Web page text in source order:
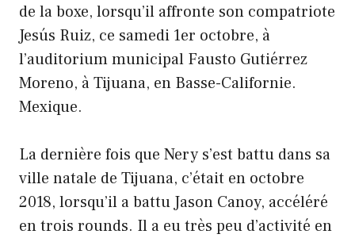
de la boxe, lorsqu’il affronte son compatriote
Jesús Ruiz, ce samedi 1er octobre, à
l’auditorium municipal Fausto Gutiérrez
Moreno, à Tijuana, en Basse-Californie.
Mexique.
La dernière fois que Nery s’est battu dans sa
ville natale de Tijuana, c’était en octobre
2018, lorsqu’il a battu Jason Canoy, accéléré
en trois rounds. Il a eu très peu d’activité en